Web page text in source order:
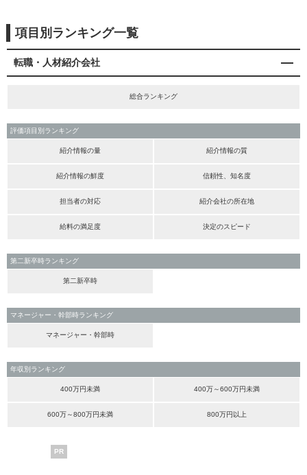
項目別ランキング一覧
転職・人材紹介会社
総合ランキング
評価項目別ランキング
紹介情報の量 紹介情報の質
紹介情報の鮮度 信頼性、知名度
担当者の対応 紹介会社の所在地
給料の満足度 決定のスピード
第二新卒時ランキング
第二新卒時
マネージャー・幹部時ランキング
マネージャー・幹部時
年収別ランキング
400万円未満 400万～600万円未満
600万～800万円未満 800万円以上
PR